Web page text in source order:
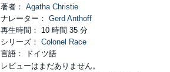
著者： Agatha Christie
ナレーター： Gerd Anthoff
再生時間： 10 時間 35 分
シリーズ： Colonel Race
言語： ドイツ語
レビューはまだありません。